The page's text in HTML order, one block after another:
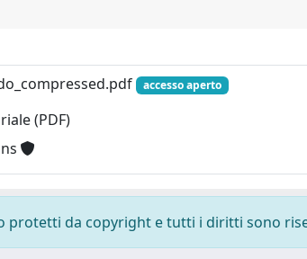
accesso aperto
(PDF)
protetti da copyright e tutti i diritti sono